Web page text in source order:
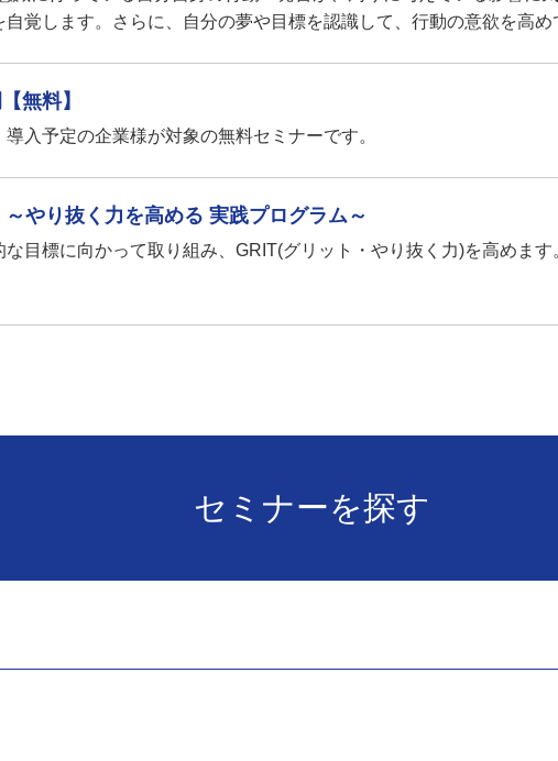
覚します。さらに、自分の夢や目標を認識して、行動の意欲を高
無料】
入予定の企業様が対象の無料セミナーです。
やり抜く力を高める 実践プログラム～
目標に向かって取り組み、GRIT(グリット・やり抜く力)を高めます
セミナーを探す